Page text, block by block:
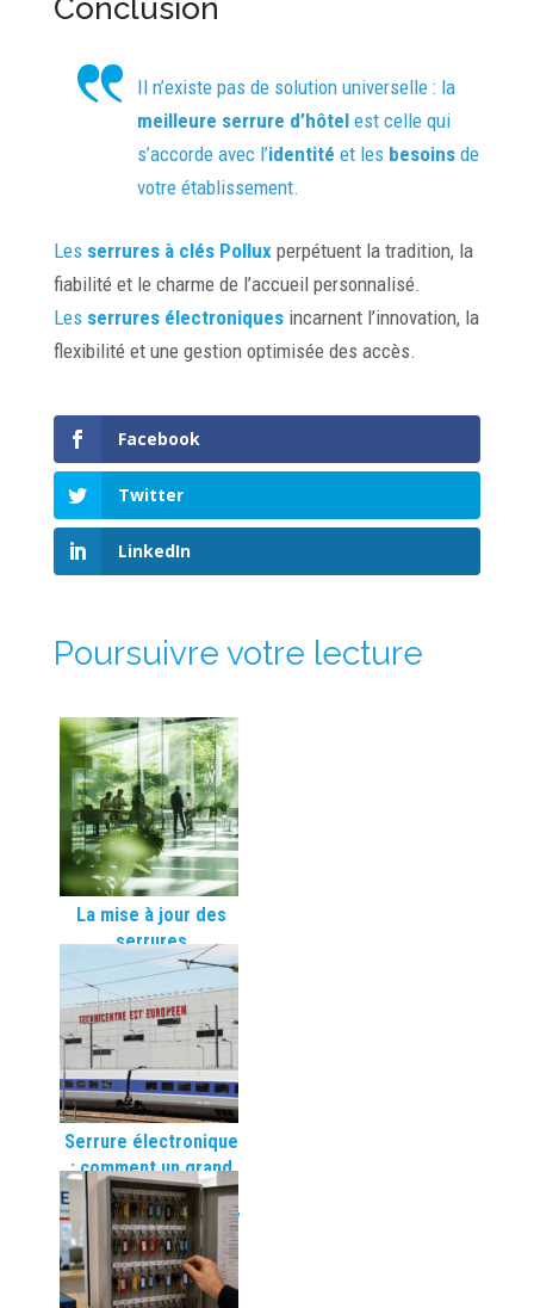
Conclusion
Il n’existe pas de solution universelle : la
meilleure serrure d’hôtelest celle qui
s’accorde avec l’identité et les besoinsde
votre établissement.
Les serrures à clés Polluxperpétuent la tradition, la
fiabilité et le charme de l’accueil personnalisé.
Les serrures électroniquesincarnent l’innovation, la
flexibilité et une gestion optimisée des accès.
Facebook
Twitter
LinkedIn
Poursuivre votre lecture
La mise à jour des
serrures
électroniques | La
révolution iwa !
Serrure électronique
: comment un grand
opérateur ferroviaire
français sécurise 277
portes sans travaux
ni clés